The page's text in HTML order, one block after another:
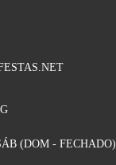
(DOM - FECHADO)